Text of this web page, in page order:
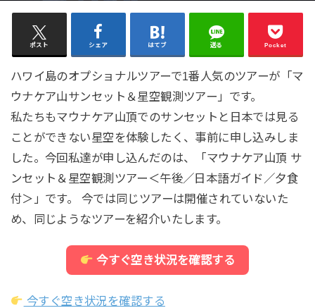
ポスト シェア はてブ 送る Pocket
ハワイ島のオプショナルツアーで1番人気のツアーが「マ
ウナケア山サンセット＆星空観測ツアー」です。
私たちもマウナケア山頂でのサンセットと日本では見る
ことができない星空を体験したく、事前に申し込みしま
した。今回私達が申し込んだのは、「マウナケア山頂 サ
ンセット＆星空観測ツアー＜午後／日本語ガイド／夕食
付＞」です。 今では同じツアーは開催されていないた
め、同じようなツアーを紹介いたします。
今すぐ空き状況を確認する
今すぐ空き状況を確認する